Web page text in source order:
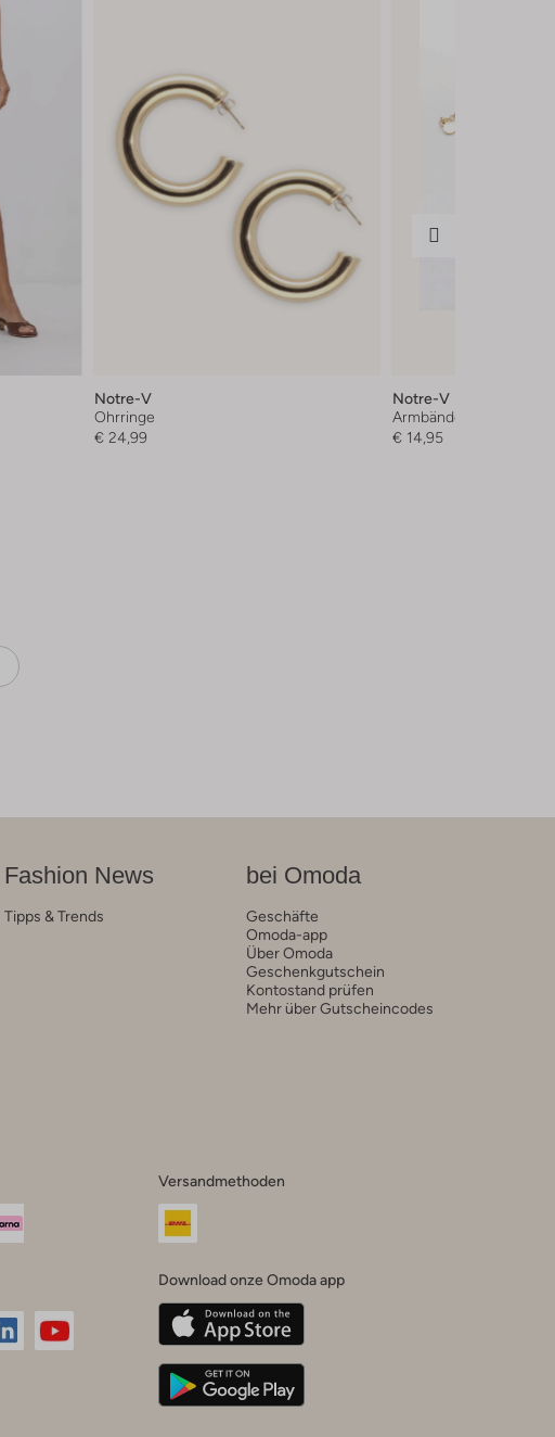
Notre-V
Ohrringe
€ 24,99
Notre-V
Armbänder
€ 14,95
Fashion News
Tipps & Trends
bei Omoda
Geschäfte
Omoda-app
Über Omoda
Geschenkgutschein
Kontostand prüfen
Mehr über Gutscheincodes
Versandmethoden
Download onze Omoda app